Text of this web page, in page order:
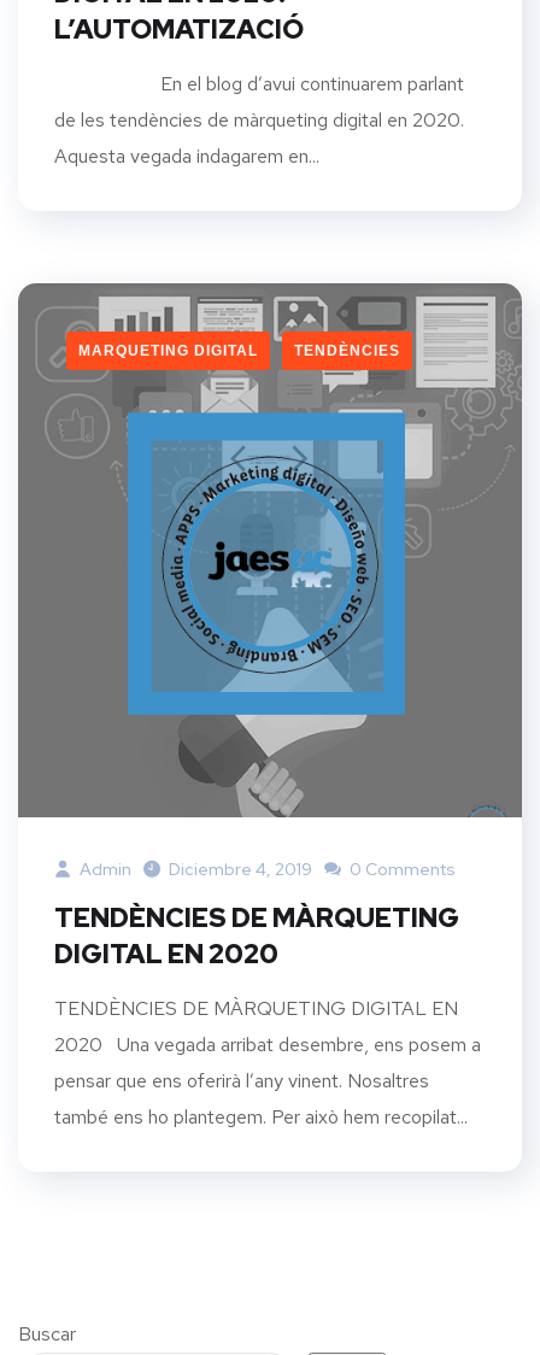
L’AUTOMATIZACIÓ
En el blog d’avui continuarem parlant
de les tendències de màrqueting digital en 2020.
Aquesta vegada indagarem en...
MARQUETING DIGITAL TENDÈNCIES
Admin Diciembre 4, 2019 0 Comments
TENDÈNCIES DE MÀRQUETING
DIGITAL EN 2020
TENDÈNCIES DE MÀRQUETING DIGITAL EN
2020 Una vegada arribat desembre, ens posem a
pensar que ens oferirà l’any vinent. Nosaltres
també ens ho plantegem. Per això hem recopilat...
Buscar